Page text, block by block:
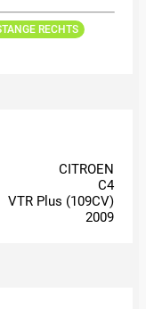
RECHTS
CITROEN
C4
VTR Plus (109CV)
2009